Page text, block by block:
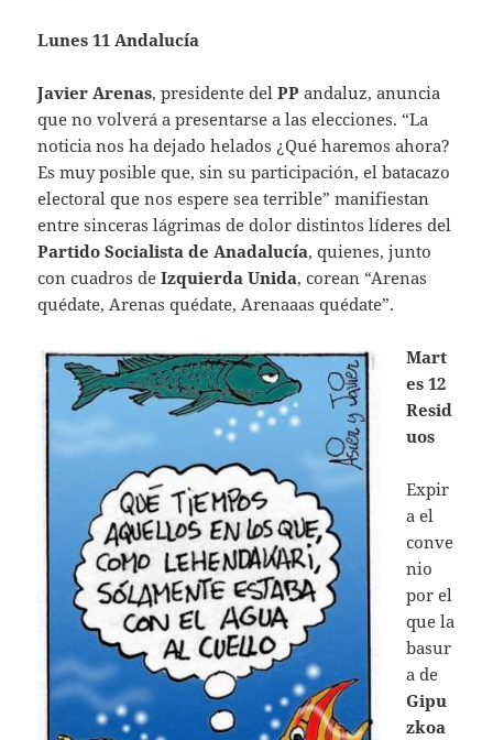
Lunes 11 Andalucía
Javier Arenas, presidente delPP andaluz, anuncia
que no volverá a presentarse a las elecciones. “La
noticia nos ha dejado helados ¿Qué haremos ahora?
Es muy posible que, sin su participación, el batacazo
electoral que nos espere sea terrible” manifiestan
entre sinceras lágrimas de dolor distintos líderes del
Partido Socialista de Anadalucía, quienes, junto
con cuadros deIzquierda Unida, corean “Arenas
quédate, Arenas quédate, Arenaaas quédate”.
Mart
es 12
Resid
uos
Expir
a el
conve
nio
por el
que la
basur
a de
Gipu
zkoa